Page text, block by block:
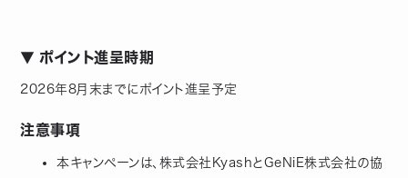
▼ ポイント進呈時期
2026年8月末までにポイント進呈予定
注意事項
本キャンペーンは、株式会社KyashとGeNiE株式会社の協